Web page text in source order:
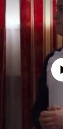
No media